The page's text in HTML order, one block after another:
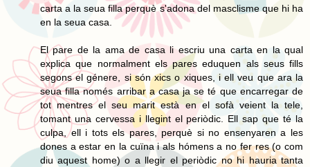
carta a la seua filla perquè s'adona del masclisme que hi ha
en la seua casa.
El pare de la ama de casa li escriu una carta en la qual
explica que normalment els pares eduquen als seus fills
segons el génere, si són xics o xiques, i ell veu que ara la
seua filla només arribar a casa ja se té que encarregar de
tot mentres el seu marit està en el sofà veient la tele,
tomant una cervessa i llegint el periòdic. Ell sap que té la
culpa, ell i tots els pares, perquè si no ensenyaren a les
dones a estar en la cuïna i als hómens a no fer res (o com
diu aquest home) o a llegir el periòdic no hi hauria tanta